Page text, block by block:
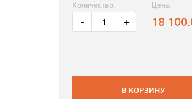
Количество:
- +
Цена:
18
В КОРЗИНУ